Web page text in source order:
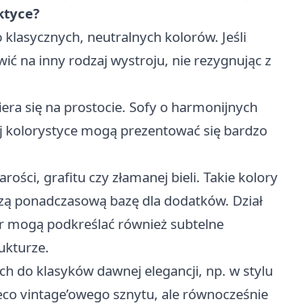
neutralnych kolorów. Jeśli
na inny rodzaj wystroju, nie rezygnując z
się na prostocie. Sofy o harmonijnych
mogą prezentować się bardzo
grafitu czy złamanej bieli. Takie kolory
ponadczasową bazę dla dodatków. Dział
mogą podkreślać również subtelne
do klasyków dawnej elegancji, np. w stylu
vintage’owego sznytu, ale równocześnie